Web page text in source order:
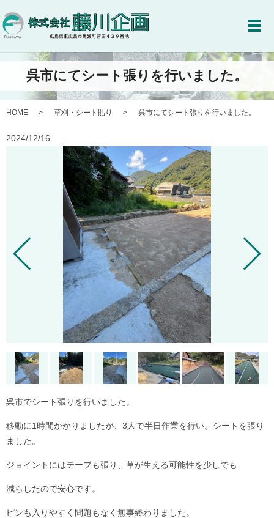
メ
呉市にてシート張りを行いました。
HOME 草刈・シート貼り 呉市にてシート張りを行いました。
2024/12/16
呉市でシート張りを行いました。
移動に1時間かかりましたが、3人で半日作業を行い、シートを張り
ました。
ジョイントにはテープも張り、草が生える可能性を少しでも
減らしたので安心です。
ピンも入りやすく問題もなく無事終わりました。